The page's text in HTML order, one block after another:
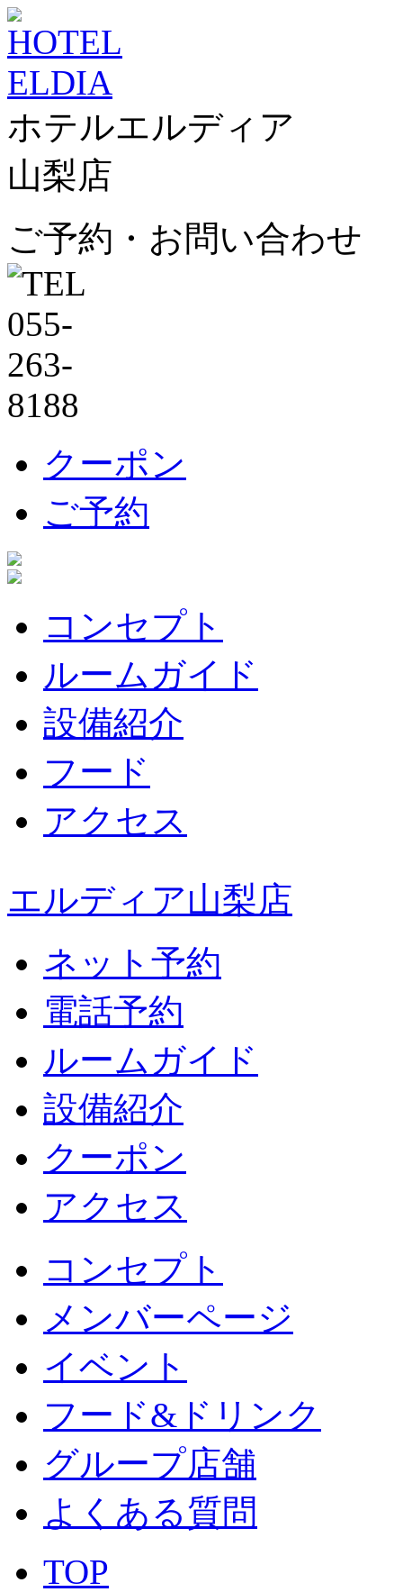
ホテルエルディア
山梨店
ご予約・お問い合わせ
クーポン
ご予約
コンセプト
ルームガイド
設備紹介
フード
アクセス
エルディア山梨店
ネット予約
電話予約
ルームガイド
設備紹介
クーポン
アクセス
コンセプト
メンバーページ
イベント
フード&ドリンク
グループ店舗
よくある質問
TOP